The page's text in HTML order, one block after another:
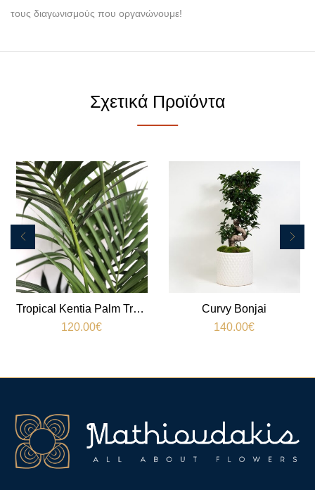
τους διαγωνισμούς που οργανώνουμε!
Σχετικά Προϊόντα
Tropical Kentia Palm Tree Tall
120.00€
Curvy Bonjai
140.00€